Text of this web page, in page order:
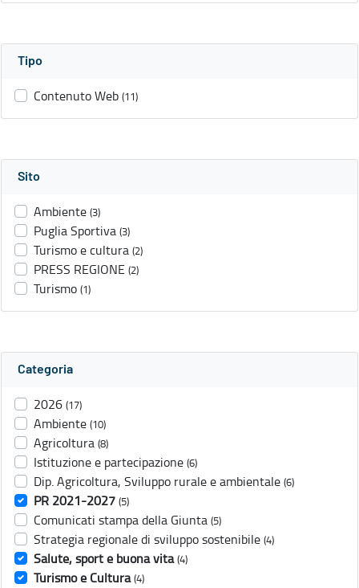
Tipo
Contenuto Web (11)
Sito
Ambiente (3)
Puglia Sportiva (3)
Turismo e cultura (2)
PRESS REGIONE (2)
Turismo (1)
Categoria
2026 (17)
Ambiente (10)
Agricoltura (8)
Istituzione e partecipazione (6)
Dip. Agricoltura, Sviluppo rurale e ambientale (6)
PR 2021-2027 (5)
Comunicati stampa della Giunta (5)
Strategia regionale di sviluppo sostenibile (4)
Salute, sport e buona vita (4)
Turismo e Cultura (4)